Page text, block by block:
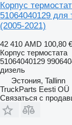
Корпус
51064040129 для
(2005-2021)
42 410 AMD 100,80 €
Корпус термостата
51064040129
дизель
Эстония, Tallinn
TruckParts Eesti OÜ
Связаться с